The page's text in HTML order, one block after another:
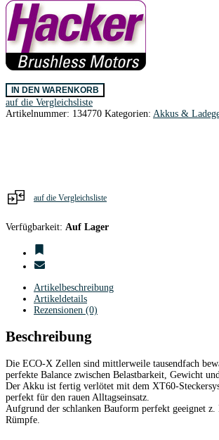
Hacker
TopFuel
ECO-
IN DEN WARENKORB
auf die Vergleichsliste
Artikelnummer: 134770 Kategorien: Akkus &
auf die Vergleichsliste
Verfügbarkeit: Auf Lager
Artikelbeschreibung
Artikeldetails
Rezensionen (0)
Beschreibung
Die ECO-X Zellen sind mittlerweile tausendfach
perfekte Balance zwischen Belastbarkeit, Gewicht
Der Akku ist fertig verlötet mit dem XT60-
perfekt für den rauen Alltagseinsatz.
Aufgrund der schlanken Bauform perfekt geeignet z.
Rümpfe.